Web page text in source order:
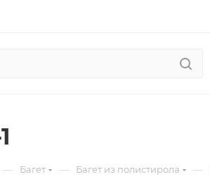
— Багет — Багет из полистирола —